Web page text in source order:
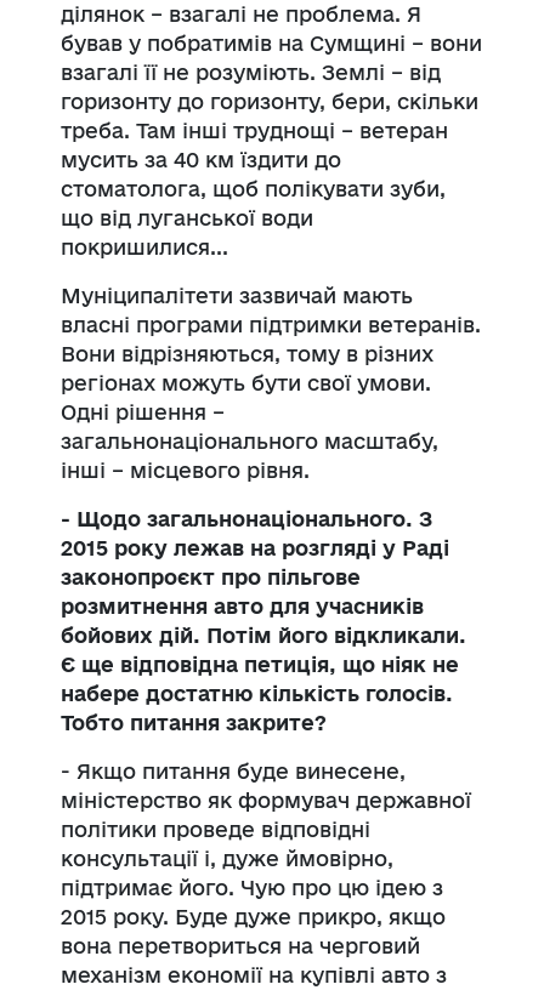
ділянок – взагалі не проблема. Я
бував у побратимів на Сумщині – вони
взагалі її не розуміють. Землі – від
горизонту до горизонту, бери, скільки
треба. Там інші труднощі – ветеран
мусить за 40 км їздити до
стоматолога, щоб полікувати зуби,
що від луганської води
покришилися...
Муніципалітети зазвичай мають
власні програми підтримки ветеранів.
Вони відрізняються, тому в різних
регіонах можуть бути свої умови.
Одні рішення –
загальнонаціонального масштабу,
інші – місцевого рівня.
- Щодо загальнонаціонального. З
2015 року лежав на розгляді у Раді
законопроєкт про пільгове
розмитнення авто для учасників
бойових дій. Потім його відкликали.
Є ще відповідна петиція, що ніяк не
набере достатню кількість голосів.
Тобто питання закрите?
- Якщо питання буде винесене,
міністерство як формувач державної
політики проведе відповідні
консультації і, дуже ймовірно,
підтримає його. Чую про цю ідею з
2015 року. Буде дуже прикро, якщо
вона перетвориться на черговий
механізм економії на купівлі авто з